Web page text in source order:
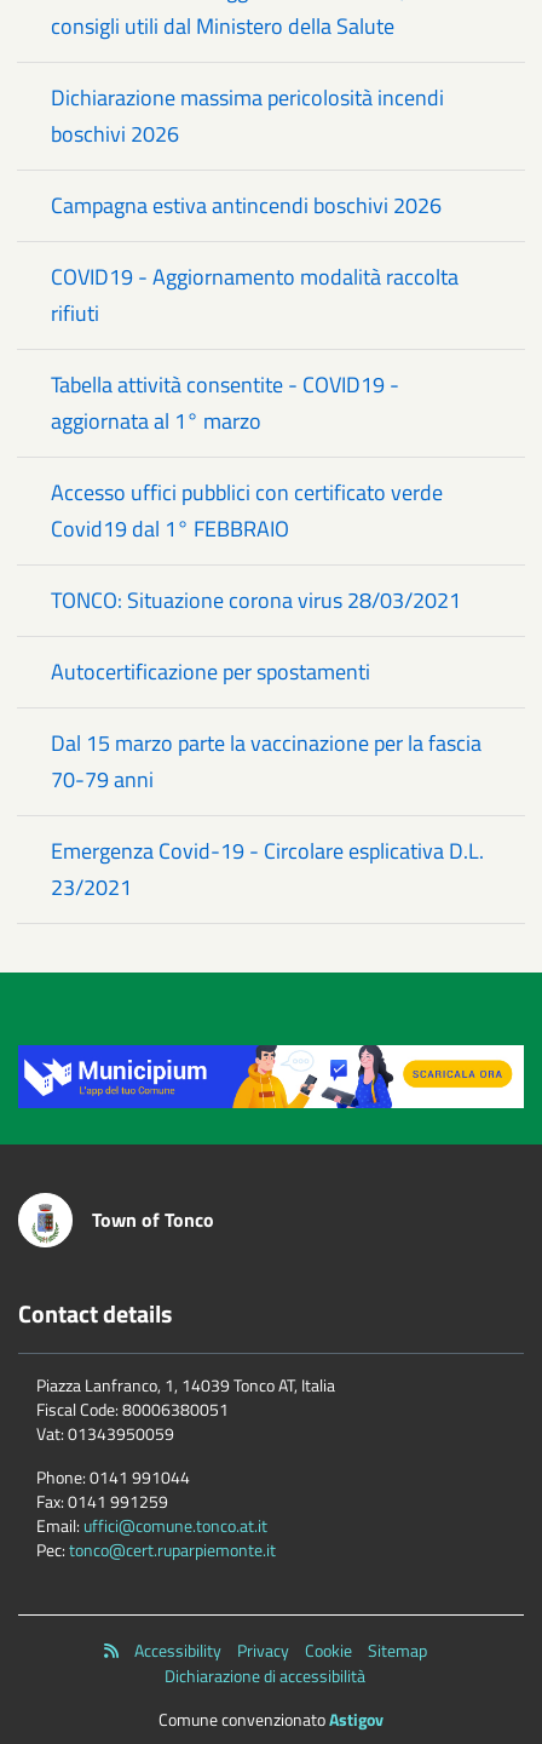
consigli utili dal Ministero della Salute
Dichiarazione massima pericolosità incendi
boschivi 2026
Campagna estiva antincendi boschivi 2026
COVID19 - Aggiornamento modalità raccolta
rifiuti
Tabella attività consentite - COVID19 -
aggiornata al 1° marzo
Accesso uffici pubblici con certificato verde
Covid19 dal 1° FEBBRAIO
TONCO: Situazione corona virus 28/03/2021
Autocertificazione per spostamenti
Dal 15 marzo parte la vaccinazione per la fascia
70-79 anni
Emergenza Covid-19 - Circolare esplicativa D.L.
23/2021
Title
Town of Tonco
Contact details
Piazza Lanfranco, 1, 14039 Tonco AT, Italia
Fiscal Code:80006380051
Vat:01343950059
Phone:0141 991044
Fax:0141 991259
Email: uffici@comune.tonco.at.it
Pec:tonco@cert.ruparpiemonte.it
Accessibility Privacy Cookie
Sitemap
Dichiarazione di accessibilità
Comune convenzionatoAstigov